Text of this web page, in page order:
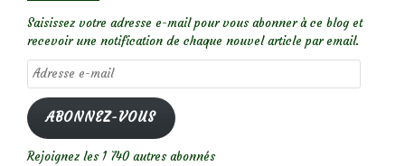
Saisissez votre adresse e-mail pour vous abonner à ce blog et
recevoir une notification de chaque nouvel article par email.
Adresse
e-
mail
ABONNEZ-VOUS
Rejoignez les 1 740 autres abonnés